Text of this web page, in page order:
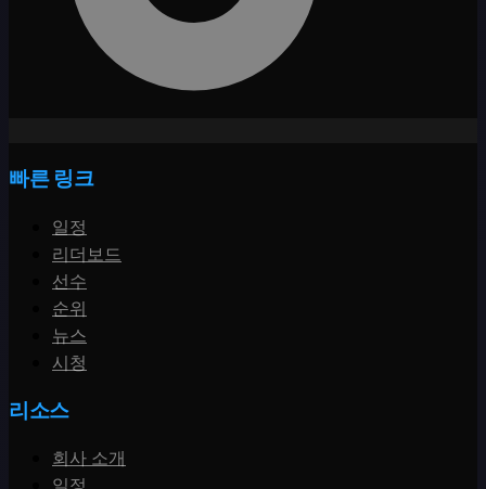
빠른 링크
일정
리더보드
선수
순위
뉴스
시청
리소스
회사 소개